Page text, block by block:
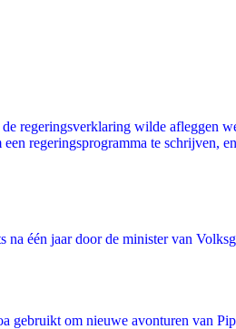
regeringsverklaring wilde afleggen
regeringsprogramma te schrijven,
na één jaar door de minister van
gebruikt om nieuwe avonturen van